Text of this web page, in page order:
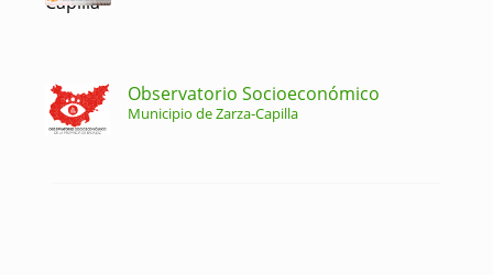
Observatorio Socioeconómico
Municipio de Zarza-Capilla